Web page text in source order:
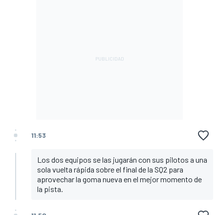
11:53
Los dos equipos se las jugarán con sus pilotos a una
sola vuelta rápida sobre el final de la SQ2 para
aprovechar la goma nueva en el mejor momento de
la pista.